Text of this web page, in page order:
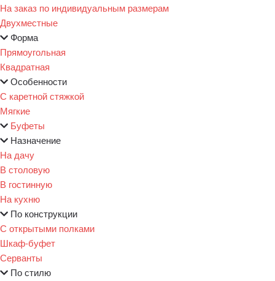
На заказ по индивидуальным размерам
Двухместные
Форма
Прямоугольная
Квадратная
Особенности
С каретной стяжкой
Мягкие
Буфеты
Назначение
На дачу
В столовую
В гостинную
На кухню
По конструкции
С открытыми полками
Шкаф-буфет
Серванты
По стилю